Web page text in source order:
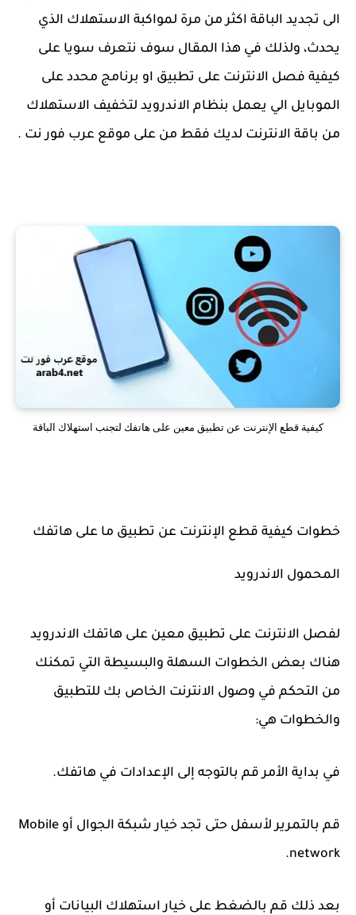
الى تجديد الباقة اكثر من مرة لمواكبة الاستهلاك الذي
يحدث، ولذلك في هذا المقال سوف نتعرف سويا على
كيفية فصل الانترنت على تطبيق او برنامج محدد على
الموبايل الي يعمل بنظام الاندرويد لتخفيف الاستهلاك
من باقة الانترنت لديك فقط من على موقع عرب فور نت .
كيفية قطع الإنترنت عن تطبيق معين على هاتفك لتجنب استهلاك الباقة
خطوات كيفية قطع الإنترنت عن تطبيق ما على هاتفك
المحمول الاندرويد
لفصل الانترنت على تطبيق معين على هاتفك الاندرويد
هناك بعض الخطوات السهلة والبسيطة التي تمكنك
من التحكم في وصول الانترنت الخاص بك للتطبيق
والخطوات هي:
في بداية الأمر قم بالتوجه إلى الإعدادات في هاتفك.
قم بالتمرير لأسفل حتى تجد خيار شبكة الجوال أو Mobile
network.
بعد ذلك قم بالضغط على خيار استهلاك البيانات أو